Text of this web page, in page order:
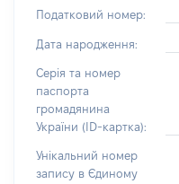
Податковий номер:
Дата народження:
Серія та номер
паспорта
громадянина
України (ID-картка):
Унікальний номер
запису в Єдиному